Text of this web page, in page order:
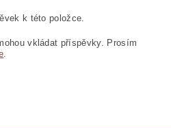
k této položce.
vkládat příspěvky. Prosím
.